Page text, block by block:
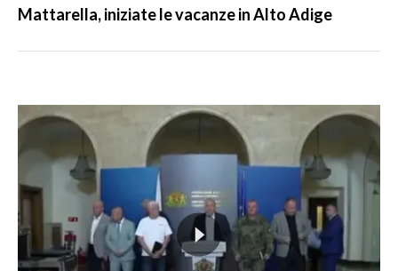
Mattarella, iniziate le vacanze in Alto Adige